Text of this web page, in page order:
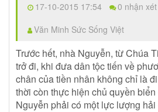
17-10-2015 17:54 0 nhận xét
Văn Minh Sức Sống Việt
Trước hết, nhà Nguyễn, từ Chúa
trở đi, khi đưa dân tộc tiến về
chân của tiền nhân không chỉ là đi
thời còn thực hiện chủ quyền
Nguyễn phải có một lực lượng